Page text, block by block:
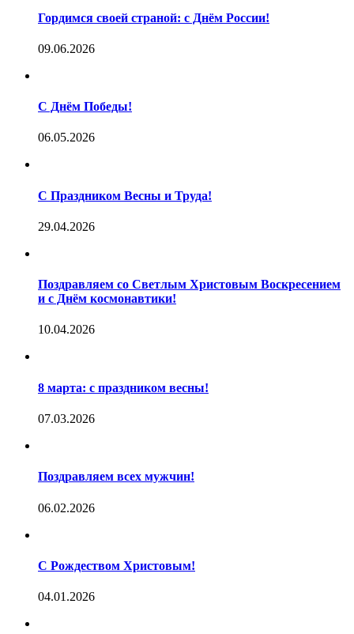
Гордимся своей страной: с Днём России!
09.06.2026
С Днём Победы!
06.05.2026
С Праздником Весны и Труда!
29.04.2026
Поздравляем со Светлым Христовым Воскресением
и с Днём космонавтики!
10.04.2026
8 марта: с праздником весны!
07.03.2026
Поздравляем всех мужчин!
06.02.2026
С Рождеством Христовым!
04.01.2026